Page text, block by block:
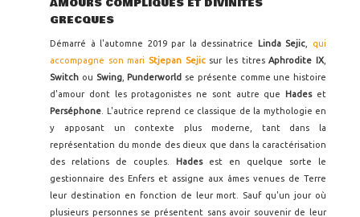
AMOURS COMPLIQUÉS ET DIVINITÉS
GRECQUES
Démarré à l'automne 2019 par la dessinatrice Linda Sejic
qui
accompagne son mari Stjepan Sejic sur les titresAphrodite IX
Switch ou Swing, Punderworld se présente comme une histoire
d'amour dont les protagonistes ne sont autre que
Hades et
Perséphone . L'autrice reprend ce classique de la mythologie en
y apposant un contexte plus moderne, tant dans la
représentation du monde des dieux que dans la caractérisation
des relations de couples.
Hades est en quelque sorte le
gestionnaire des Enfers et assigne aux âmes venues de Terre
leur destination en fonction de leur mort. Sauf qu'un jour où
plusieurs personnes se présentent sans avoir souvenir de leur